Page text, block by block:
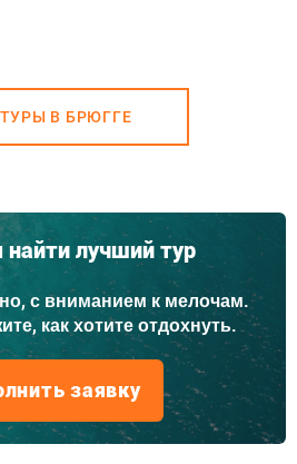
В БРЮГГЕ
лучший тур
с вниманием к мелочам.
как хотите отдохнуть.
заявку